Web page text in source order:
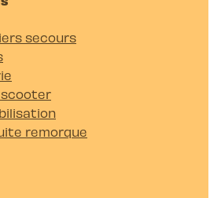
secours
remorque